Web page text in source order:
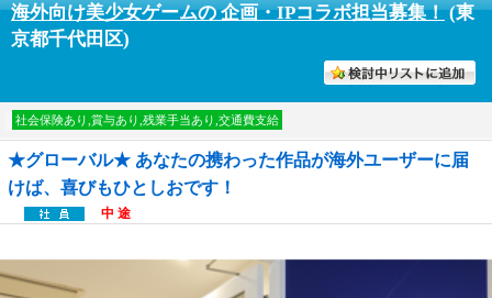
海外向け美少女ゲームの 企画・IPコラボ担当募集！(東
京都千代田区)
社会保険あり,賞与あり,残業手当あり,交通費支給
★グローバル★ あなたの携わった作品が海外ユーザーに届
けば、喜びもひとしおです！
中 途